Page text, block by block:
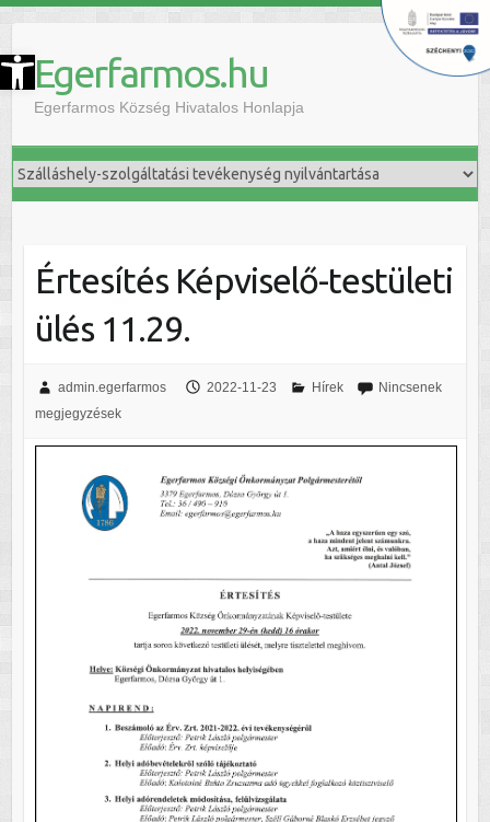
Eszköztár megnyitása Egerfarmos.hu
Egerfarmos Község Hivatalos Honlapja
Értesítés Képviselő-testületi
ülés 11.29.
admin.egerfarmos 2022-11-23 Hírek
Nincsenek
megjegyzések